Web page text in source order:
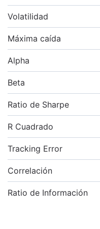
Volatilidad
Máxima caída
Alpha
Beta
Ratio de Sharpe
R Cuadrado
Tracking Error
Correlación
Ratio de Información